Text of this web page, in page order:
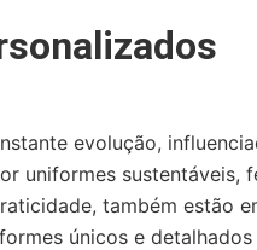
evolução,
uniformes
também estão
únicos e